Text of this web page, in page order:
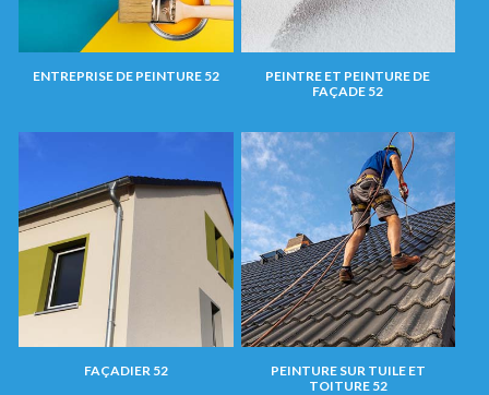
ENTREPRISE DE PEINTURE 52
PEINTRE ET PEINTURE DE
FAÇADE 52
FAÇADIER 52
PEINTURE SUR TUILE ET
TOITURE 52